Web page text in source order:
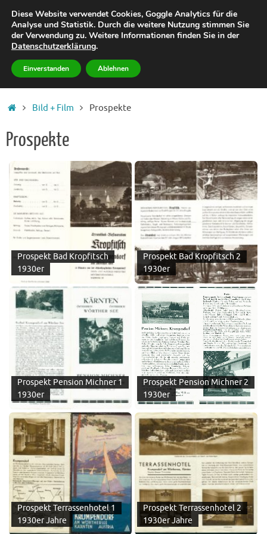
Inhalt
springen
Krumpendorfchronik
Historisches von Krumpendorf am Wörthersee
StartBild + Film Prospekte
Prospekte
Prospekt Bad Kropfitsch
1930er
Prospekt Bad Kropfitsch 2
1930er
Prospekt Pension Michner 1
1930er
Prospekt Pension Michner 2
1930er
Prospekt Terrassenhotel 1
1930er Jahre
Prospekt Terrassenhotel 2
1930er Jahre
Diese Website verwendet Cookies, Goggle Analytics für die
Analyse und Statistik. Durch die weitere Nutzung stimmen Sie
der Verwendung zu. Weitere Informationen finden Sie in der
Datenschutzerklärung.
Einverstanden Ablehnen